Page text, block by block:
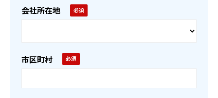
会社所在地
市区町村